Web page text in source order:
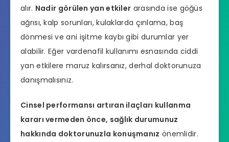
alır. Nadir görülen yan etkiler arasında ise göğüs
ağrısı, kalp sorunları, kulaklarda çınlama, baş
dönmesi ve ani işitme kaybı gibi durumlar yer
alabilir. Eğer vardenafil kullanımı esnasında ciddi
yan etkilere maruz kalırsanız, derhal doktorunuza
danışmalısınız.
Cinsel performansı artıran ilaçları kullanma
kararı vermeden önce, sağlık durumunuz
hakkında doktorunuzla konuşmanız önemlidir.